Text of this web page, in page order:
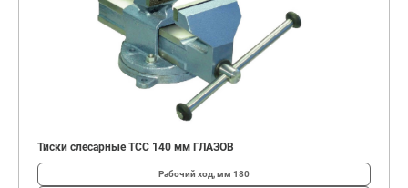
Тиски слесарные TCC 140 мм ГЛАЗОВ
Рабочий ход, мм 180